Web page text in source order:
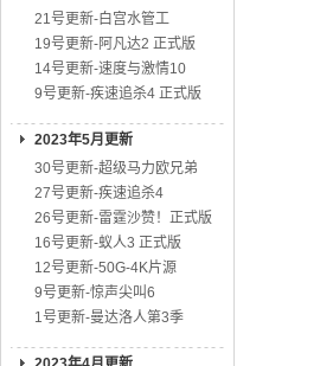
21号更新-白宫水管工
19号更新-阿凡达2 正式版
14号更新-速度与激情10
9号更新-疾速追杀4 正式版
2023年5月更新
30号更新-超级马力欧兄弟
27号更新-疾速追杀4
26号更新-雷霆沙赞！正式版
16号更新-蚁人3 正式版
12号更新-50G-4K片源
9号更新-惊声尖叫6
1号更新-曼达洛人第3季